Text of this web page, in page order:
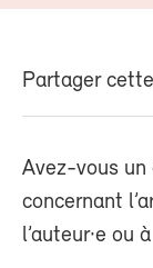
Partager
Avez-vous un
concernant
l’auteur·e ou à